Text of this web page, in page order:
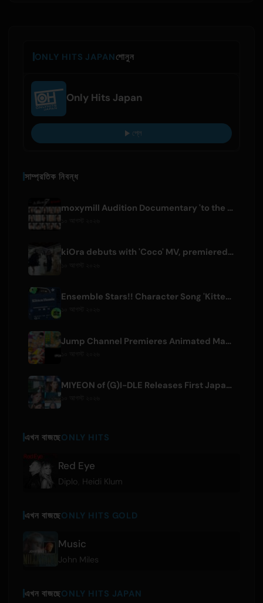
ONLY HITS JAPANশোনুন
Only Hits Japan
প্লে
সাম্প্রতিক নিবন্ধ
moxymill Audition Documentary 'to the nex7' Episode 1 Released
kiOra debuts with 'Coco' MV, premiered at HEAD IN THE CLOUDS LA
Ensemble Stars!! Character Song 'Kitten Homie' by Ritsu Sakuma Releases Worldwide
Jump Channel Premieres Animated Manga for Three New Shonen Jump Series
MIYEON of (G)I-DLE Releases First Japanese Solo Single 'RUN AWAY'
এখন বাজছেONLY HITS
Red Eye
Diplo Heidi Klum
এখন বাজছেONLY HITS GOLD
Music
John Miles
এখন বাজছেONLY HITS JAPAN